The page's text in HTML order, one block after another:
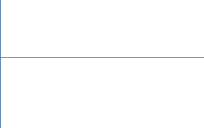
Quaderno Dust of happiness